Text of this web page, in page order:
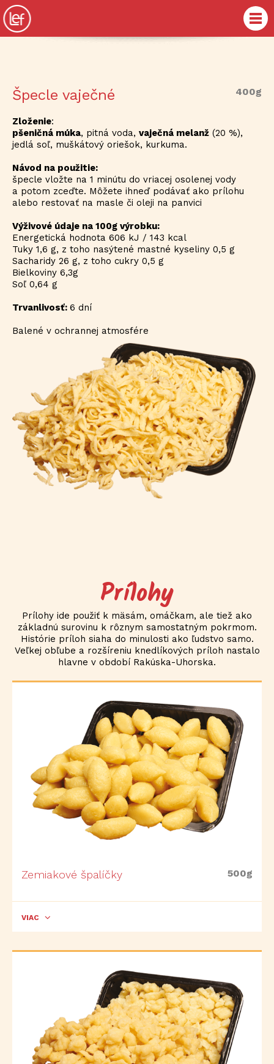
Špecle vaječné 400g
Zloženie:
pšeničná múka, pitná voda, vaječná melanž (20 %),
jedlá soľ, muškátový oriešok, kurkuma.
Návod na použitie:
špecle vložte na 1 minútu do vriacej osolenej vody
a potom zceďte. Môžete ihneď podávať ako prílohu
alebo restovať na masle či oleji na panvici
Výživové údaje na 100g výrobku:
Energetická hodnota 606 kJ / 143 kcal
Tuky 1,6 g, z toho nasýtené mastné kyseliny 0,5 g
Sacharidy 26 g, z toho cukry 0,5 g
Bielkoviny 6,3g
Soľ 0,64 g
Trvanlivosť: 6 dní
Balené v ochrannej atmosfére
Prílohy
Prílohy ide použiť k mäsám, omáčkam, ale tiež ako
základnú surovinu k rôznym samostatným pokrmom.
Histórie príloh siaha do minulosti ako ľudstvo samo.
Veľkej obľube a rozšíreniu knedlíkových príloh nastalo
hlavne v období Rakúska-Uhorska.
Zemiakové špalíčky 500g
VIAC